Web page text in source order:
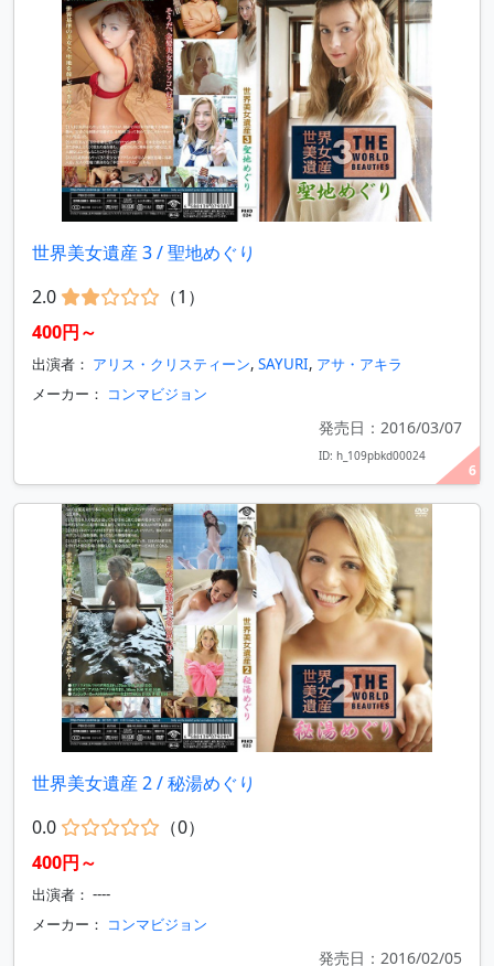
6
世界美女遺産 3 / 聖地めぐり
2.0
（1）
400円～
出演者： アリス・クリスティーン, SAYURI, アサ・アキラ
メーカー： コンマビジョン
発売日：2016/03/07
ID: h_109pbkd00024
世界美女遺産 2 / 秘湯めぐり
0.0
（0）
400円～
出演者： ----
メーカー： コンマビジョン
発売日：2016/02/05